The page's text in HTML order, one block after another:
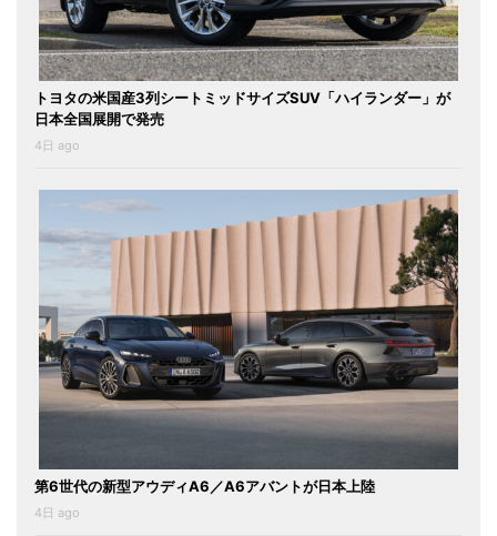
トヨタの米国産3列シートミッドサイズSUV「ハイランダー」が
日本全国展開で発売
4日 ago
第6世代の新型アウディA6／A6アバントが日本上陸
4日 ago